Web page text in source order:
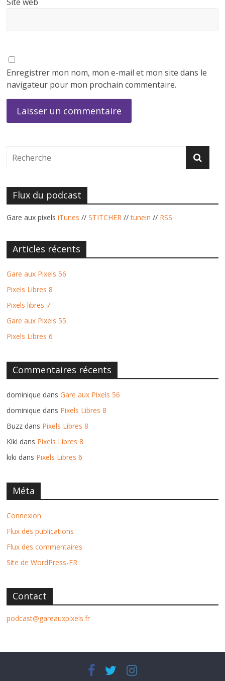
Enregistrer mon nom, mon e-mail et mon site dans le
navigateur pour mon prochain commentaire.
Flux du podcast
Gare aux pixelsiTunes //STITCHER //tunein // RSS
Articles récents
Gare aux Pixels 56
Pixels Libres 8
Pixels libres 7
Gare aux Pixels 55
Pixels Libres 6
Commentaires récents
dominique dansGare aux Pixels 56
dominique dans Pixels Libres 8
Buzz dans Pixels Libres 8
Kiki dans Pixels Libres 8
kiki dans Pixels Libres 6
Méta
Connexion
Flux des publications
Flux des commentaires
Site de WordPress-FR
Contact
podcast@gareauxpixels.fr